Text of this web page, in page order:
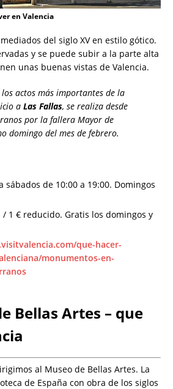
en Valencia
del siglo XV en estilo gótico.
y se puede subir a la parte alta
unas buenas vistas de Valencia.
los actos más importantes de la
a Las Fallas, se realiza desde
por la fallera Mayor de
domingo del mes de febrero.
sábados de 10:00 a 19:00. Domingos
/ 1 € reducido. Gratis los domingos y
que-hacer-
monumentos-en-
Bellas Artes – que
al Museo de Bellas Artes. La
de España con obra de los siglos